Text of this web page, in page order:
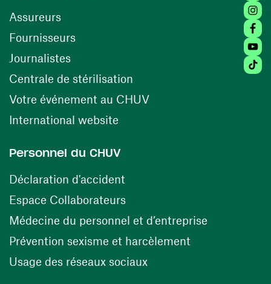
Assureurs
Fournisseurs(ouvre une nouvelle fenêtre)
Journalistes
Centrale de stérilisation (ouvre une nouvelle
Votre événement au CHUV(ouvre une nouvelle
International website
Personnel du CHUV
Déclaration d'accident
Espace Collaborateurs(ouvre une nouvelle fenêtre)
Médecine du personnel et d’entreprise
Prévention sexisme et harcèlement
Usage des réseaux sociaux(ouvre une nouvelle